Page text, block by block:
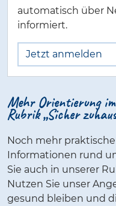
automatisch über
informiert.
Jetzt anmelden
Mehr Orientierung
Rubrik „Sicher
Noch mehr
Informationen rund
Sie auch in unserer
Nutzen Sie unser
gesund bleiben und